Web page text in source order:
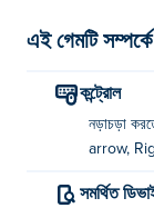
বিল্ড মাই
বিল্ড মাই
Poki (পোকি):
এই গেমটি সম্পর্কে
কন্ট্রোল
নড়াচড়া
arrow,
সমর্থিত